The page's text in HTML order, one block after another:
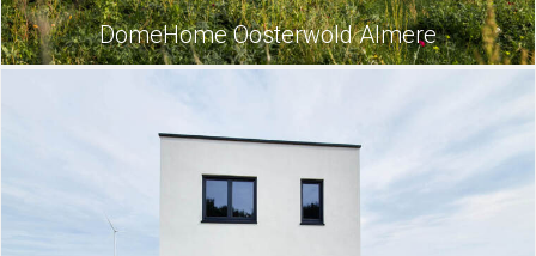
DomeHome Oosterwold Almere